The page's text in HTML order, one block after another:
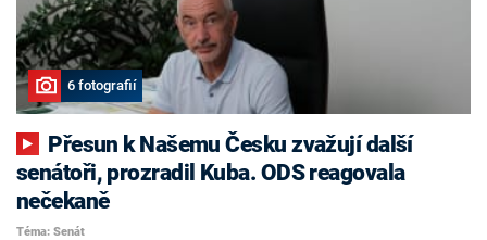
6 fotografií
senátoři, prozradil Kuba. ODS reagovala
nečekaně
Téma: Senát